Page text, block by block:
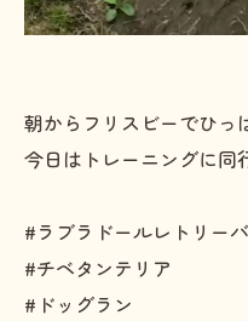
朝からフリスビーでひっ
今日はトレーニングに同
#ラブラドールレトリー
#チベタンテリア
#ドッグラン